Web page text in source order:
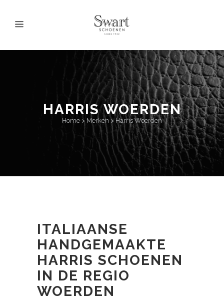
HARRIS WOERDEN
Home > Merken > Harris Woerden
ITALIAANSE
HANDGEMAAKTE
HARRIS SCHOENEN
IN DE REGIO
WOERDEN